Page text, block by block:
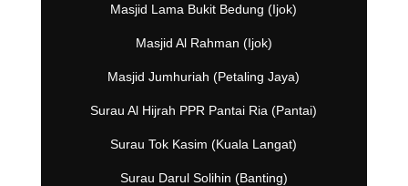
Masjid Lama Bukit Bedung (Ijok)
Masjid Al Rahman (Ijok)
Masjid Jumhuriah (Petaling Jaya)
Surau Al Hijrah PPR Pantai Ria (Pantai)
Surau Tok Kasim (Kuala Langat)
Surau Darul Solihin (Banting)